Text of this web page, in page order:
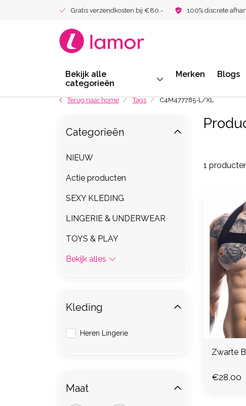
Gratis verzendkosten bij €80.- 100% discrete
Bekijk alle
categorieën
Merken Blogs
Terug naar home Tags C4M477785-L/XL
1
Zwarte
€28,00
Categorieën
NIEUW
Actie producten
SEXY KLEDING
LINGERIE & UNDERWEAR
TOYS & PLAY
Bekijk alles
Kleding
Heren Lingerie
Maat